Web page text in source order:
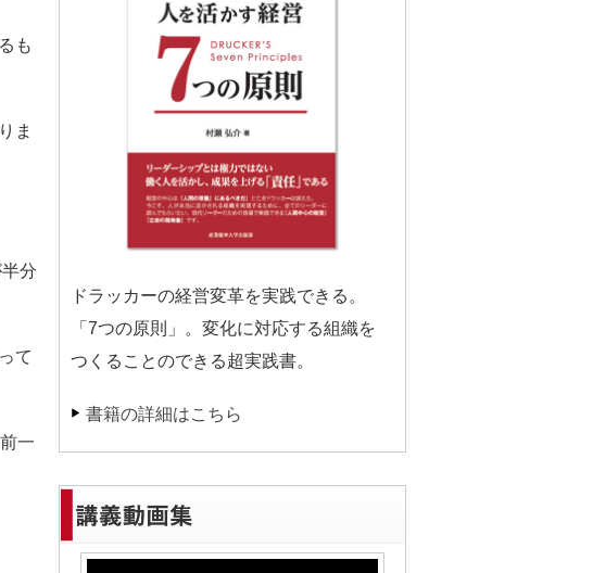
も
ま
分
て
一
ドラッカーの経営変革を実践できる。
「7つの原則」。変化に対応する組織を
つくることのできる超実践書。
書籍の詳細はこちら